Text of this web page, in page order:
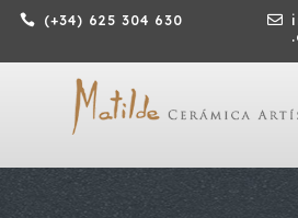
 (+34) 625 304 630 